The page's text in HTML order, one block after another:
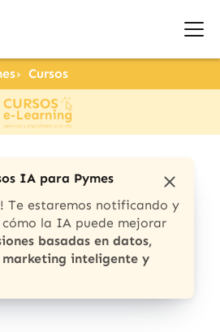
Cursos
IA para Pymes
Te estaremos notificando y
la IA puede mejorar
basadas en datos,
inteligente y